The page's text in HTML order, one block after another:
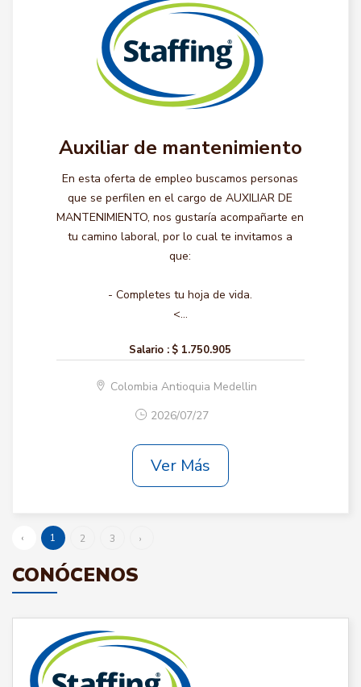
Auxiliar de mantenimiento
En esta oferta de empleo buscamos personas
que se perfilen en el cargo de AUXILIAR DE
MANTENIMIENTO, nos gustaría acompañarte en
tu camino laboral, por lo cual te invitamos a
que:
- Completes tu hoja de vida.
<...
Salario : $ 1.750.905
Colombia Antioquia Medellin
2026/07/27
Ver Más
‹ 1 2 3 ›
CONÓCENOS